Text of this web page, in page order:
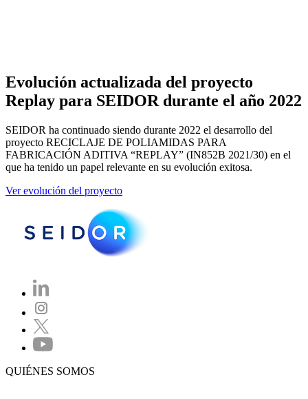
Evolución actualizada del proyecto
Replay para SEIDOR durante el año 2022
SEIDOR ha continuado siendo durante 2022 el desarrollo del
proyecto RECICLAJE DE POLIAMIDAS PARA
FABRICACIÓN ADITIVA “REPLAY” (IN852B 2021/30) en el
que ha tenido un papel relevante en su evolución exitosa.
Ver evolución del proyecto
QUIÉNES SOMOS